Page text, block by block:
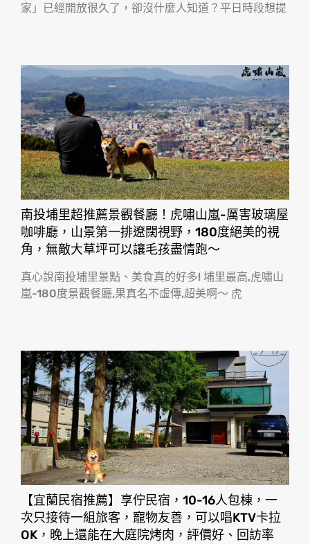
家」已經開放很久了，卻沒什麼人知道？平日時段想提
南投埔里超推薦景觀餐廳！虎嘯山嵐-厲害玻璃屋
咖啡廳，山景第一排遼闊視野，180度絕美的視
角，無敵大草坪可以讓毛孩盡情跑〜
真心說南投埔里景點、美食真的好多! 埔里最高,虎嘯山
嵐-180度景觀餐廳,果真名不虛傳,超美啊〜 虎
【宜蘭民宿推薦】享佇民宿，10-16人包棟，一
次只接待一組旅客，寵物友善，可以唱KTV卡拉
OK，晚上還能在大庭院烤肉，評價好、回訪率